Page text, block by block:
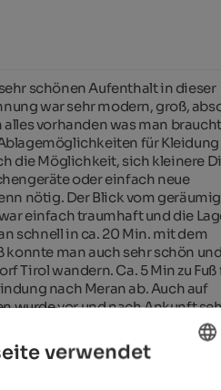
schönen Aufenthalt in dieser
war sehr modern, groß,
alles vorhanden was man
Ablagemöglichkeiten für
die Möglichkeit, sich kleinere
oder einfach neue
nötig. Der Blick vom
war einfach traumhaft und die
schnell in ca. 20 Min. mit dem
konnte man auch sehr schön
Tirol wandern. Ca. 5 Min zu
nach Meran ab. Auch auf
wurde vor und nach Ankunft
eingegangen. Wenn man
morgens liefern lassen.
verwendet